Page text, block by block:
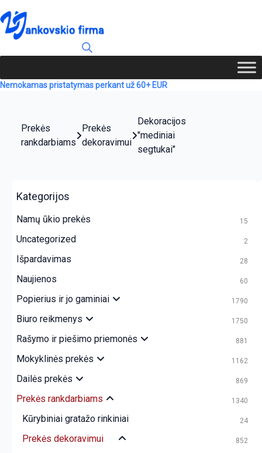
Nemokamas pristatymas perkant už 60+ EUR
Prekės
rankdarbiams
Prekės
dekoravimui
Dekoracijos
"mediniai
segtukai"
Kategorijos
Namų ūkio prekės 15
Uncategorized 2
Išpardavimas 28
Naujienos 60
Popierius ir jo gaminiai 1790
Biuro reikmenys 1750
Rašymo ir piešimo priemonės 881
Mokyklinės prekės 1162
Dailės prekės 869
Prekės rankdarbiams 1340
Kūrybiniai gratažo rinkiniai 24
Prekės dekoravimui 852